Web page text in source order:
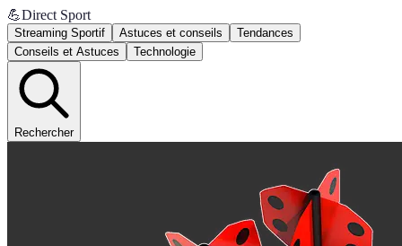
💪Direct Sport
Streaming Sportif Astuces et conseils
Tendances
Conseils et Astuces
Technologie
Rechercher